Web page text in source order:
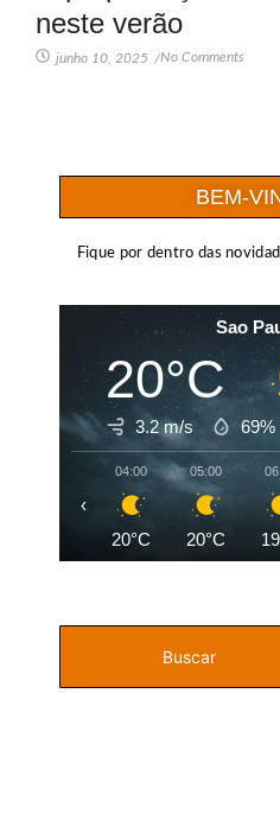
neste verão
junho 10, 2025 /No Comments
BEM-
Fique por dentro das
Sao
20°C
3.2 m/s 69%
04:00
20°C
05:00
20°C
‹